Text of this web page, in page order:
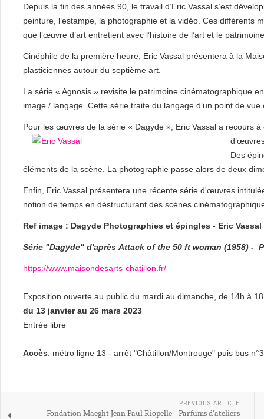
Depuis la fin des années 90, le travail d’Eric Vassal s’est
peinture, l’estampe, la photographie et la vidéo. Ces différents
que l’œuvre d’art entretient avec l’histoire de l’art et le
Cinéphile de la première heure, Eric Vassal présentera à la
plasticiennes autour du septième art.
La série « Agnosis » revisite le patrimoine cinématographique
image / langage. Cette série traite du langage d’un point de
Pour les œuvres de la série « Dagyde », Eric Vassal a recours
Des
éléments de la scène. La photographie passe alors de deux
Enfin, Eric Vassal présentera une récente série d'œuvres
notion de temps en déstructurant des scènes
Ref image : Dagyde Photographies et épingles - Eric
Série "Dagyde" d'après Attack of the 50 ft woman (1958) -
https://www.maisondesarts-chatillon.fr/
Exposition ouverte au public du mardi au dimanche, de 14h à
du 13 janvier au 26 mars 2023
Entrée libre
Accès: métro ligne 13 - arrêt "Châtillon/Montrouge" puis bus
PREVIOUS ARTICLE
Fondation Maeght Jean Paul Riopelle - Parfums d'ateliers